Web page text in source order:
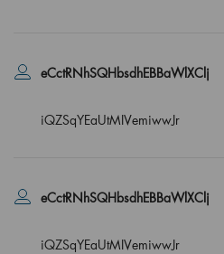
eCctRNhSQHbsdhEBBaWlXClj
iQZSqYEaUtMIVemiwwJr
eCctRNhSQHbsdhEBBaWlXClj
iQZSqYEaUtMIVemiwwJr